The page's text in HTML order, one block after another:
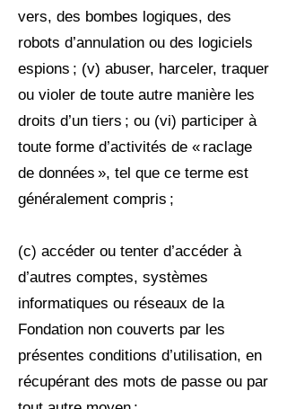
vers, des bombes logiques, des
robots d’annulation ou des logiciels
espions ; (v) abuser, harceler, traquer
ou violer de toute autre manière les
droits d’un tiers ; ou (vi) participer à
toute forme d’activités de « raclage
de données », tel que ce terme est
généralement compris ;
(c) accéder ou tenter d’accéder à
d’autres comptes, systèmes
informatiques ou réseaux de la
Fondation non couverts par les
présentes conditions d’utilisation, en
récupérant des mots de passe ou par